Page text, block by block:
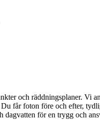
och räddningsplaner. Vi
får foton före och efter,
för en trygg och